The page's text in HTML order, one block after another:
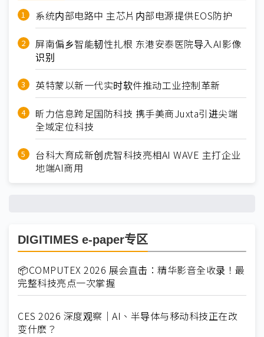
系统内部电路中 主芯片内部电源提供EOS防护
屏南偏乡智能韧性扎根 东港安泰医院导入AI影像
识别
英特蒙以新一代实时软件推动工业控制革新
昕力信息跨足国防科技 携手美商Juxta引进尖端
全域定位科技
台科大育成新创虎智科技亮相AI WAVE 主打企业
地端AI商用
DIGITIMES e-paper专区
📦COMPUTEX 2026 展会直击：精华影音全收录！最
完整科技亮点一次掌握
CES 2026 深度观察｜AI、半导体与移动科技正在改
变什麽？